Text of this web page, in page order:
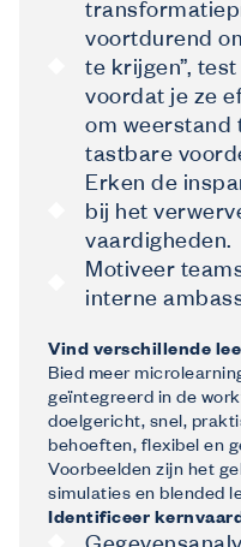
voortdurend
te krijgen”,
voordat je ze
om weerstand
tastbare
Erken de
bij het
vaardigheden.
Motiveer
interne
Vind verschillende
Bied meer
geïntegreerd in de
doelgericht, snel,
behoeften, flexibel en
Voorbeelden zijn het
simulaties en blended
Identificeer